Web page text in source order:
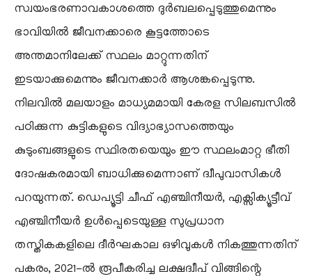
സ്വയംഭരണാവകാശത്തെ ദുർബലപ്പെടുത്തുമെന്നും
ഭാവിയിൽ ജീവനക്കാരെ കൂട്ടത്തോടെ
അന്തമാനിലേക്ക് സ്ഥലം മാറ്റുന്നതിന്
ഇടയാക്കുമെന്നും ജീവനക്കാർ ആശങ്കപ്പെടുന്നു.
നിലവിൽ മലയാളം മാധ്യമമായി കേരള സിലബസിൽ
പഠിക്കുന്ന കുട്ടികളുടെ വിദ്യാഭ്യാസത്തെയും
കുടുംബങ്ങളുടെ സ്ഥിരതയെയും ഈ സ്ഥലംമാറ്റ ഭീതി
ദോഷകരമായി ബാധിക്കുമെന്നാണ് ദ്വീപുവാസികൾ
പറയുന്നത്. ഡെപ്യൂട്ടി ചീഫ് എഞ്ചിനീയർ, എക്സിക്യൂട്ടീവ്
എഞ്ചിനീയർ ഉൾപ്പെടെയുള്ള സുപ്രധാന
തസ്തികകളിലെ ദീർഘകാല ഒഴിവുകൾ നികത്തുന്നതിന്
പകരം, 2021-ൽ രൂപീകരിച്ച ലക്ഷദ്വീപ് വിങ്ങിന്റെ